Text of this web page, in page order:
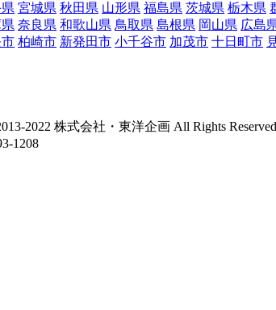
宮城県 秋田県 山形県 福島県 茨城県 栃木県
奈良県 和歌山県 鳥取県 島根県 岡山県 広島
柏崎市 新発田市 小千谷市 加茂市 十日町市
2022 株式会社・東洋企画 All Rights
1208